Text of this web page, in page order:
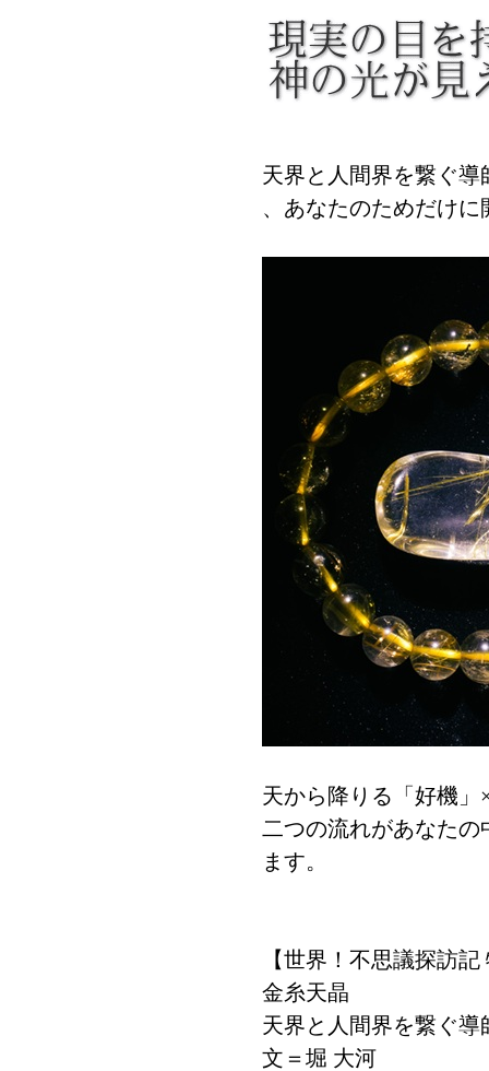
天界と人間界を繋ぐ
、あなたのためだけに
天から降りる「好機
二つの流れがあなた
ます。
【世界！不思議探訪
金糸天晶
天界と人間界を繋ぐ導
文＝堀 大河